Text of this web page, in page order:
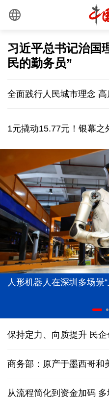
习近平总书记治国
民的勤务员”
全面践行人民城市理念
1元撬动15.77元！银幕
人形机器人在深圳多场景“
保持定力、向质提升 民
商务部：原产于墨西哥和
从流程简化到资金加码